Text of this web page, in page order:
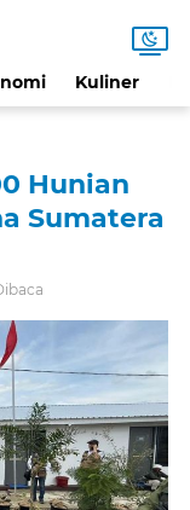
Kuliner
Hunian
Sumatera